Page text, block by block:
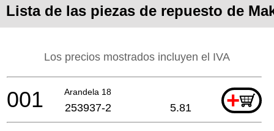
Lista de las piezas de repuesto de
Los precios mostrados incluyen el IVA
Arandela 18 +
001 253937-2 5.81